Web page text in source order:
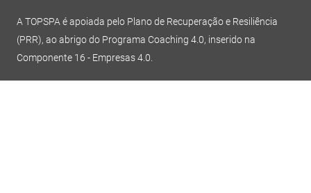
A TOPSPA é apoiada pelo Plano de Recuperação e Resiliência
(PRR), ao abrigo do Programa Coaching 4.0, inserido na
Componente 16 - Empresas 4.0.